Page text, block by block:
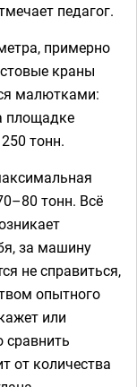
педагог.
примерно
краны
малютками:
площадке
тонн.
тонн. Всё
за машину
не справиться,
опытного
или
от количества